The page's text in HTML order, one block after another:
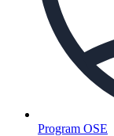
Program OSE